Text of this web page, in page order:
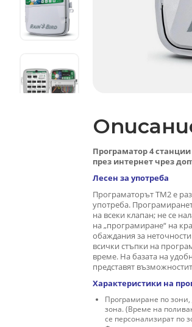
Програматор 4
през интернет чрез
Лесен за употреба
Програматорът TM2е
употреба.
на всеки клапан; несе
на„програмиране“ на
обаждания за
всички стъпки на
време. Набазата на
представят
Характеристики на
Програмиране по
зона. (Време на
се персонализират по